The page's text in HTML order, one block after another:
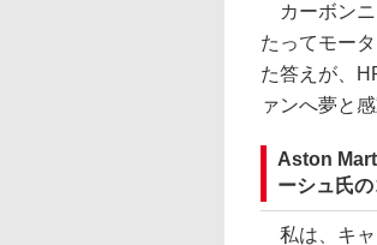
カーボンニ
たってモー
た答えが、
ァンへ夢と
Aston
ーシュ氏の
私は、キャ